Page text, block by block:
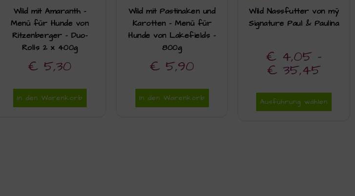
Wild mit Amaranth –
Menü für Hunde von
Ritzenberger – Duo-
Rolls 2 x 400g
€ 5,30
In den Warenkorb
Wild mit Pastinaken und
Karotten – Menü für
Hunde von Lakefields –
800g
€ 5,90
In den Warenkorb
Wild Nassfutter von mÿ
Signature Paul & Paulina
€ 4,05 –
€ 35,45
Ausführung wählen